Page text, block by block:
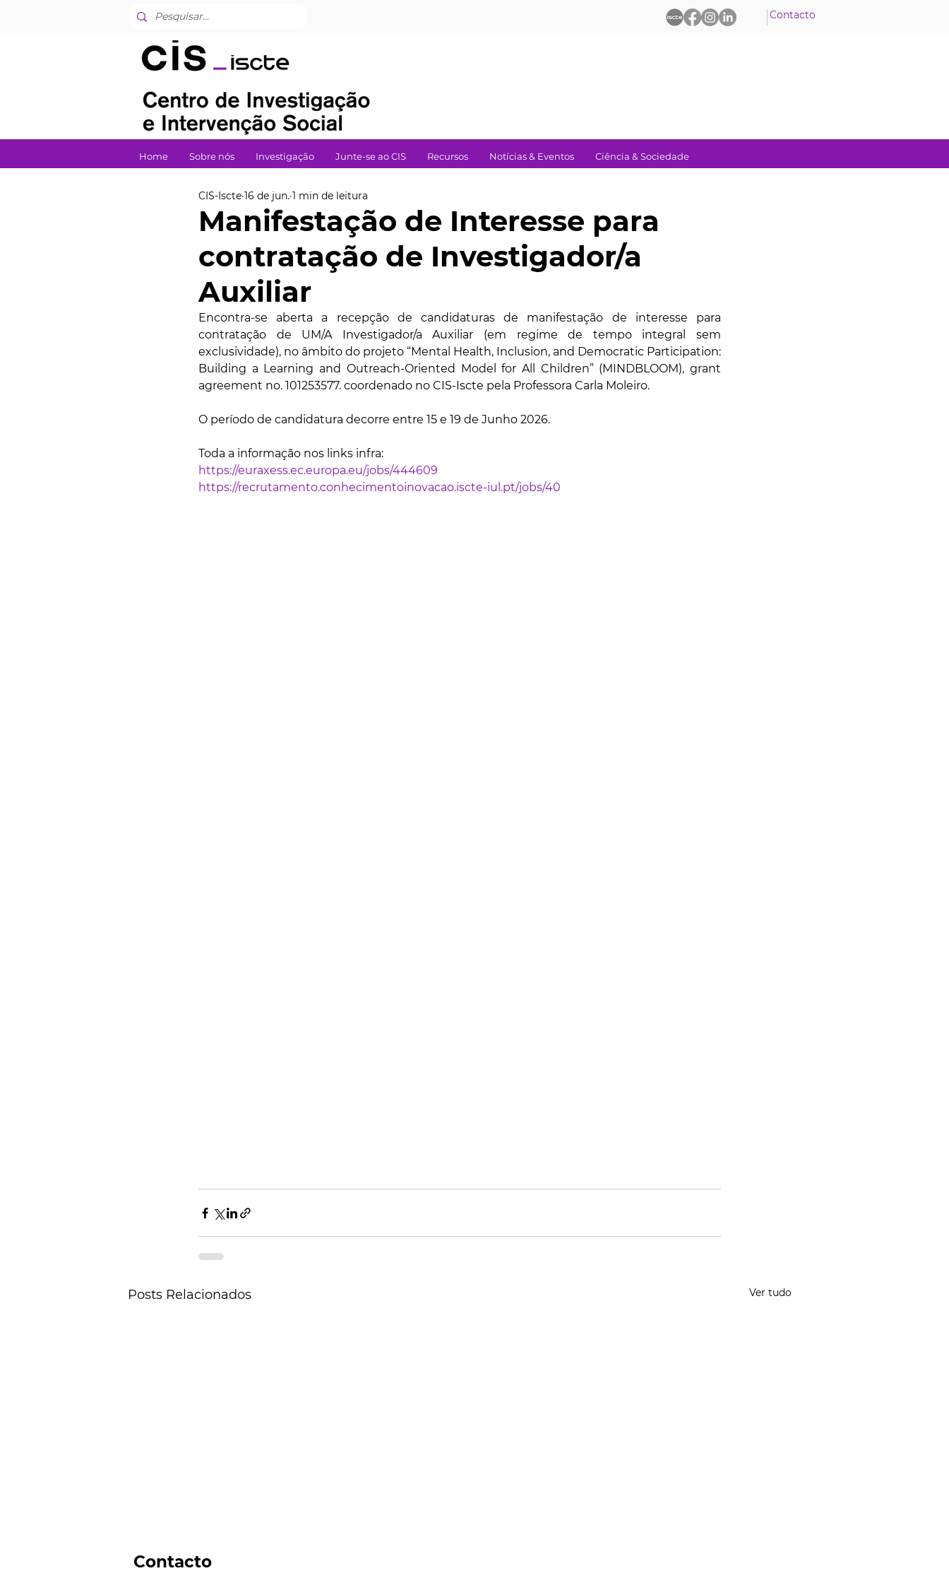
Contacto
Home Sobre nós Investigação Junte-se ao CIS Recursos Notícias & Eventos Ciência & Sociedade
Manifestação de Interesse para
contratação de Investigador/a
Auxiliar
CIS-Iscte 16 de jun. 1 min de leitura
Encontra-se aberta a recepção de candidaturas de manifestação de interesse para
contratação de UM/A Investigador/a Auxiliar (em regime de tempo integral sem
exclusividade), no âmbito do projeto “Mental Health, Inclusion, and Democratic Participation:
Building a Learning and Outreach-Oriented Model for All Children” (MINDBLOOM), grant
agreement no. 101253577. coordenado no CIS-Iscte pela Professora Carla Moleiro.
O período de candidatura decorre entre 15 e 19 de Junho 2026.
Toda a informação nos links infra:
https://euraxess.ec.europa.eu/jobs/444609
https://recrutamento.conhecimentoinovacao.iscte-iul.pt/jobs/40
Posts Relacionados Ver tudo
Contacto